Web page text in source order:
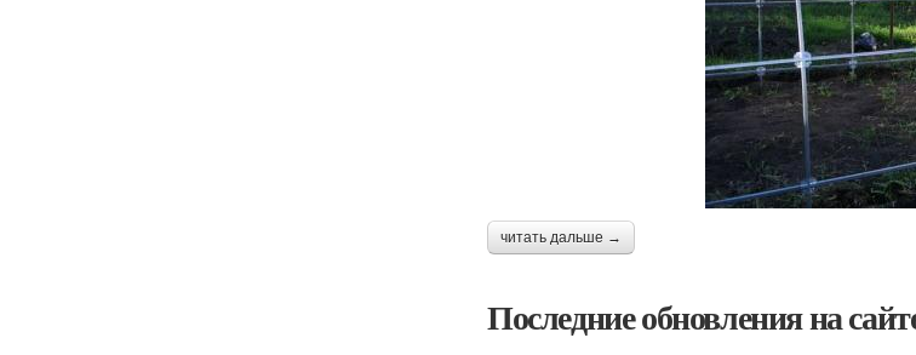
читать дальше →
Последние обновления на